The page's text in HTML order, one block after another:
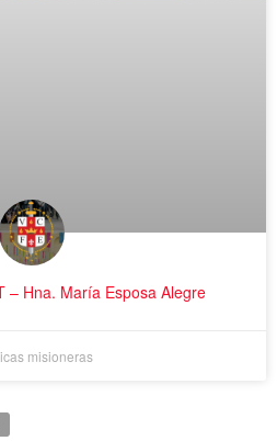
– Hna. María Esposa Alegre
misioneras